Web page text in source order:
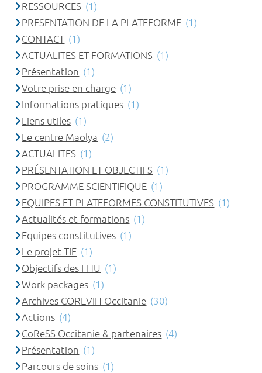
RESSOURCES (1)
PRESENTATION DE LA PLATEFORME (1)
CONTACT (1)
ACTUALITES ET FORMATIONS (1)
Présentation (1)
Votre prise en charge (1)
Informations pratiques (1)
Liens utiles (1)
Le centre Maolya (2)
ACTUALITES (1)
PRÉSENTATION ET OBJECTIFS (1)
PROGRAMME SCIENTIFIQUE (1)
EQUIPES ET PLATEFORMES CONSTITUTIVES (1)
Actualités et formations (1)
Equipes constitutives (1)
Le projet TIE (1)
Objectifs des FHU (1)
Work packages (1)
Archives COREVIH Occitanie (30)
Actions (4)
CoReSS Occitanie & partenaires (4)
Présentation (1)
Parcours de soins (1)